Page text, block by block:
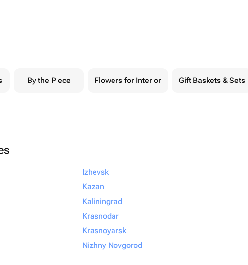
By the Piece Flowers for Interior Gift Baskets & Sets
Izhevsk
Kazan
Kaliningrad
Krasnodar
Krasnoyarsk
Nizhny Novgorod